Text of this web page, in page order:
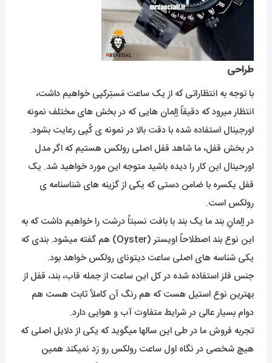
طراحی
با توجه به انتظاراتی که از یک ساعت مَستِرکپی خواهیم داشت،
انتظار میرود که دقیقاً اِلِمان هایی که در بخش های مختلف نمونه
اورجینال استفاده شده با دقت بالا در نمونه ی کُپی رعایت بشود.
در بخش قفل، ما شاهد قفل اصلی رولکس هستیم که اگر مدل
اورحینال این کار را دیده باشید متوجه این مورد خواهید شد. یک
قفل یکسره با ضامن دستی که یکی از گزینه های شناسنامه ی
رولکس است.
در اِلِمانِ بند ما یک بند با بافت نسبتاً درشت را خواهیم داشت که به
این نوع بند اصطلاحاً اویستر (Oyster) هم گفته میشود. بندی که
یکی شناسه های اصلی ساعت دیتونای رولکس خواهد بود.
جنس فلز استفاده شده در کل این ساعت از جمله قاب، بند، قفل از
بهترین نوع استیل هست که هم رنگ آن کاملاً ثابت هست هم
دوام بسیار عالی در شرایط متفاوت آب و هوایی دارد.
تجربه فروش ما در طی این سالها میگوید که یکی از دلایل اصلی که
هیچ شخصی در نگاه اول ساعت رولکس رو رَد نمیکند همین